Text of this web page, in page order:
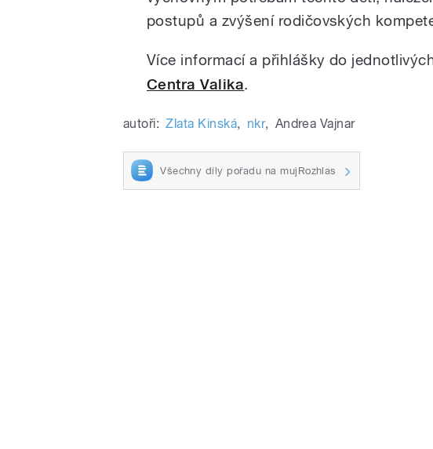
postupů a zvýšení rodičovských
Více informací a přihlášky do
Centra Valika.
autoři: Zlata Kinská, nkr, Andrea Vajnar
Všechny díly pořadu na mujRozhlas